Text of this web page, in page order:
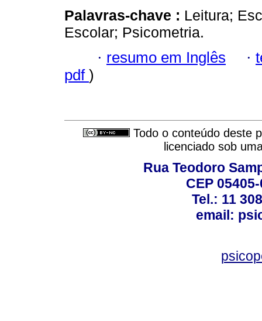
Palavras-chave : Leitura;
Escolar; Psicometria.
· resumo em Inglês ·
pdf )
Todo o conteúdo deste
licenciado sob
Rua Teodoro
CEP
Tel.: 11
email: